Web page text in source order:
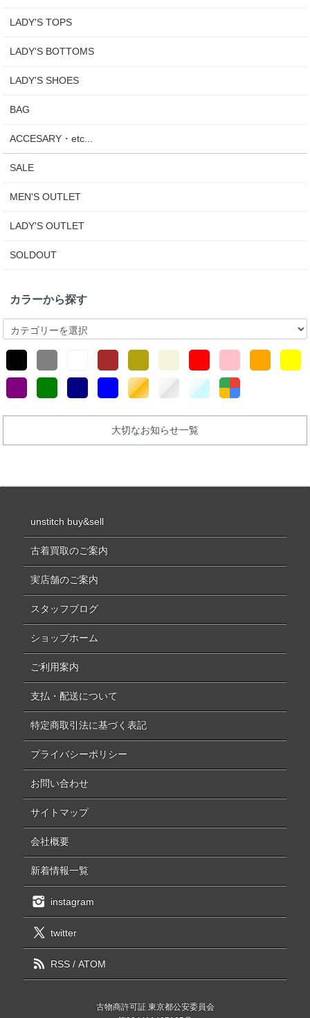
LADY'S TOPS
LADY'S BOTTOMS
LADY'S SHOES
BAG
ACCESARY・etc...
SALE
MEN'S OUTLET
LADY'S OUTLET
SOLDOUT
カラーから探す
大切なお知らせ一覧
unstitch buy&sell
古着買取のご案内
実店舗のご案内
スタッフブログ
ショップホーム
ご利用案内
支払・配送について
特定商取引法に基づく表記
プライバシーポリシー
お問い合わせ
サイトマップ
会社概要
新着情報一覧
instagram
twitter
RSS/ ATOM
古物商許可証 東京都公安委員会